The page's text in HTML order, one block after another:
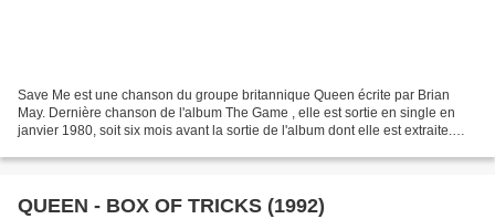
Save Me est une chanson du groupe britannique Queen écrite par Brian
May. Dernière chanson de l'album The Game , elle est sortie en single en
janvier 1980, soit six mois avant la sortie de l'album dont elle est extraite.
QUEEN - BOX OF TRICKS (1992)